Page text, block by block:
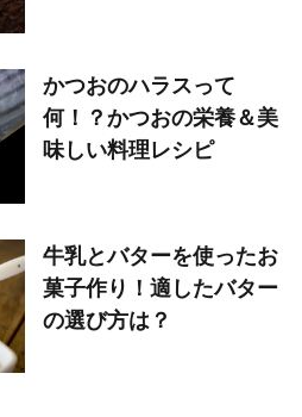
かつおのハラスって
何！？かつおの栄養＆美
味しい料理レシピ
牛乳とバターを使ったお
菓子作り！適したバター
の選び方は？